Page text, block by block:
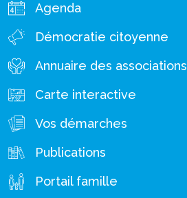
Agenda
Démocratie citoyenne
Annuaire des associations
Carte interactive
Vos démarches
Publications
Portail famille